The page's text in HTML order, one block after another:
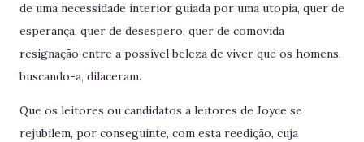
de uma necessidade interior guiada por uma utopia, quer de
esperança, quer de desespero, quer de comovida
resignação entre a possível beleza de viver que os homens,
buscando-a, dilaceram.
Que os leitores ou candidatos a leitores de Joyce se
rejubilem, por conseguinte, com esta reedição, cuja